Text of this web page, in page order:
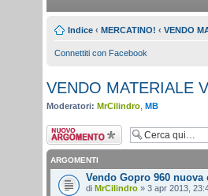
Indice ‹ MERCATINO! ‹ VENDO
Connettiti con Facebook
VENDO MATERIALE
Moderatori: MrCilindro MB
Scrivi un nuovo
argomento
ARGOMENTI
Vendo Gopro 960 nuova
di MrCilindro » 3 apr 2013,